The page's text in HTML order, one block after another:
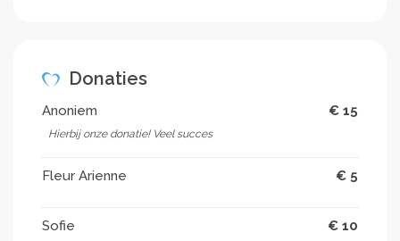
Donaties
Anoniem € 15
Hierbij onze donatie! Veel succes
Fleur Arienne € 5
Sofie € 10